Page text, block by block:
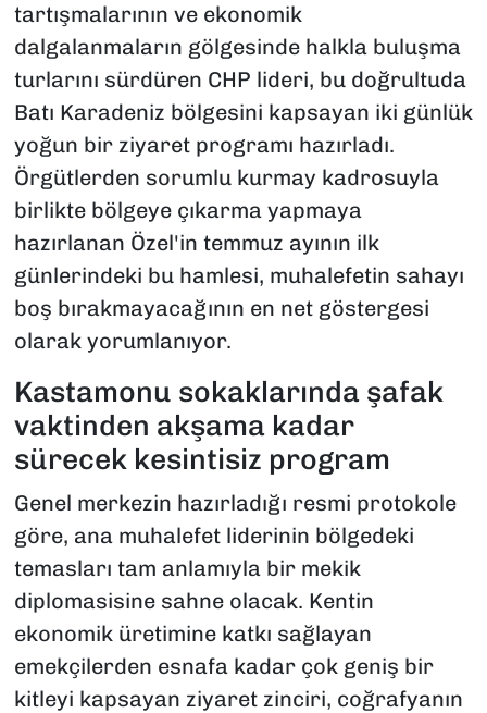
tartışmalarının ve ekonomik
dalgalanmaların gölgesinde halkla buluşma
turlarını sürdüren CHP lideri, bu doğrultuda
Batı Karadeniz bölgesini kapsayan iki günlük
yoğun bir ziyaret programı hazırladı.
Örgütlerden sorumlu kurmay kadrosuyla
birlikte bölgeye çıkarma yapmaya
hazırlanan Özel'in temmuz ayının ilk
günlerindeki bu hamlesi, muhalefetin sahayı
boş bırakmayacağının en net göstergesi
olarak yorumlanıyor.
Kastamonu sokaklarında şafak
vaktinden akşama kadar
sürecek kesintisiz program
Genel merkezin hazırladığı resmi protokole
göre, ana muhalefet liderinin bölgedeki
temasları tam anlamıyla bir mekik
diplomasisine sahne olacak. Kentin
ekonomik üretimine katkı sağlayan
emekçilerden esnafa kadar çok geniş bir
kitleyi kapsayan ziyaret zinciri, coğrafyanın